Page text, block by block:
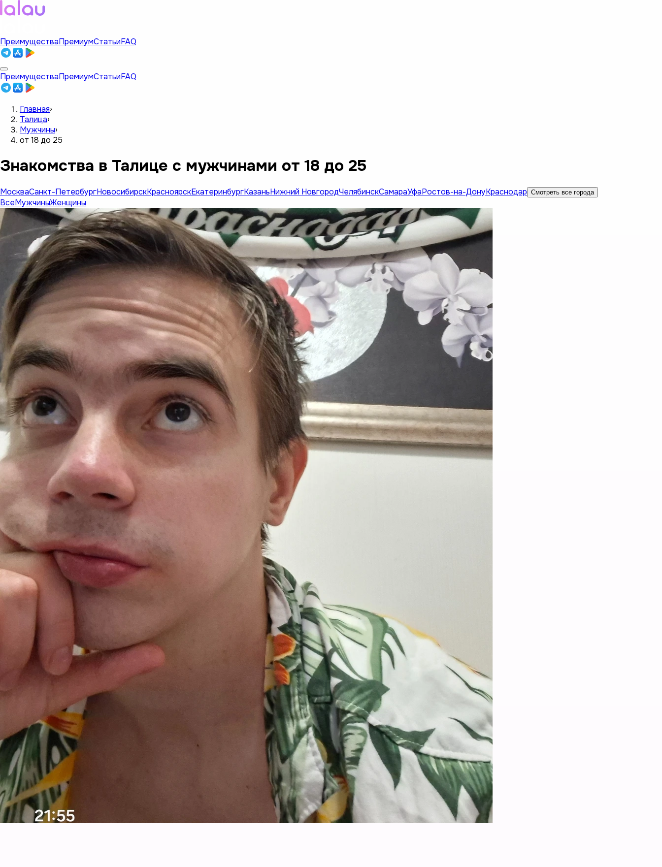
ПреимуществаПремиумСтатьиFAQ
ПреимуществаПремиумСтатьиFAQ
Главная›
Талица›
Мужчины›
от 18 до 25
Знакомства в Талице с мужчинами от 18 до 25
МоскваСанкт-ПетербургНовосибирскКрасноярскЕкатеринбургКазаньНижний НовгородЧелябинскСамараУфаРостов-на-ДонуКраснодар Смотреть все города
ВсеМужчиныЖенщины